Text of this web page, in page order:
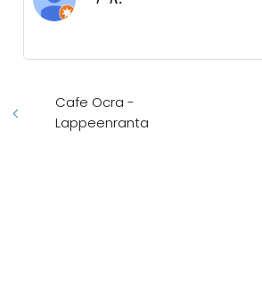
Cafe Ocra -
Lappeenranta